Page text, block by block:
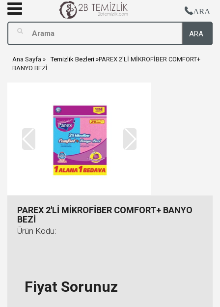
ARA
ARA
Ana Sayfa Temizlik Bezleri PAREX 2'Lİ MİKROFİBER COMFORT+
BANYO BEZİ
PAREX 2'Lİ MİKROFİBER COMFORT+ BANYO
BEZİ
Ürün Kodu:
Fiyat Sorunuz